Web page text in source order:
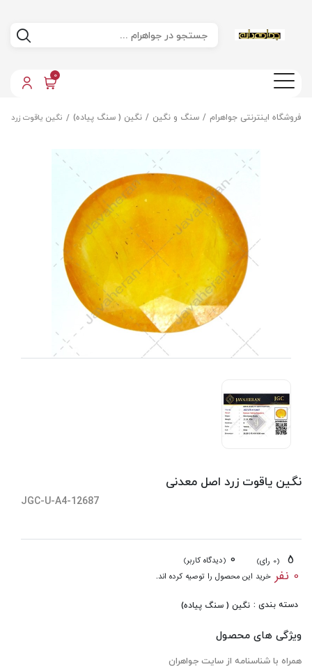
0
فروشگاه اینترنتی جواهرام سنگ و نگین نگین ( سنگ پیاده) نگین یاقوت زرد
نگین یاقوت زرد اصل معدنی
JGC-U-A4-12687
(0 رای) 0 (دیدگاه کاربر)
0 نفر خرید این محصول را توصیه کرده اند.
دسته بندی : نگین ( سنگ پیاده)
ویژگی های محصول
همراه با شناسنامه از سایت جواهران